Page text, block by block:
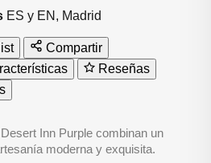
ES y EN, Madrid
Compartir
Reseñas
Inn Purple combinan un
moderna y exquisita.